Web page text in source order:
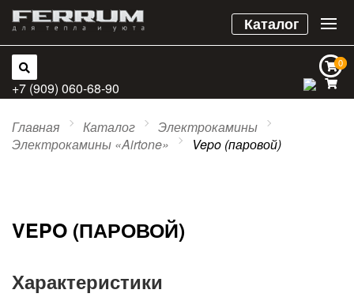
Каталог
0
0
+7 (909) 060-68-90
Главная Каталог
Электрокамины
Электрокамины «Airtone»
Vepo (паровой)
VEPO (ПАРОВОЙ)
Характеристики